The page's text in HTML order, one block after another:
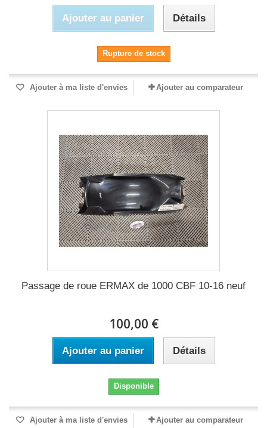
Ajouter au panier Détails
Rupture de stock
Ajouter à ma liste d'envies Ajouter au comparateur
Passage de roue ERMAX de 1000 CBF 10-16 neuf
100,00 €
Ajouter au panier Détails
Disponible
Ajouter à ma liste d'envies Ajouter au comparateur